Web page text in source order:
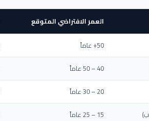
العمر الافتراضي المتوقع
50+ عاماً
40 – 50 عاماً
20 – 30 عاماً
15 – 25 عاماً